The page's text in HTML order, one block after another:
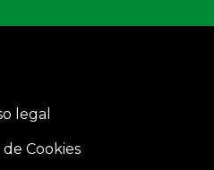
legal
Cookies